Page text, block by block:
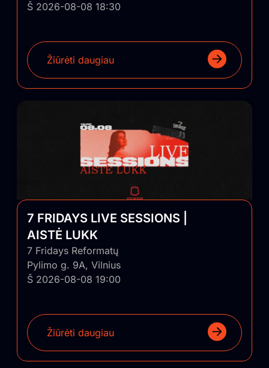
Š 2026-08-08 18:30
Žiūrėti daugiau
7 FRIDAYS LIVE SESSIONS |
AISTĖ LUKK
7 Fridays Reformatų
Pylimo g. 9A, Vilnius
Š 2026-08-08 19:00
Žiūrėti daugiau